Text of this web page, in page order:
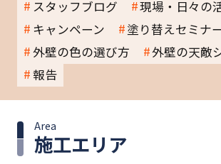
スタッフブログ
現場・日々の
キャンペーン
塗り替えセミナ
外壁の色の選び方
外壁の天敵
報告
施工エリア
Area